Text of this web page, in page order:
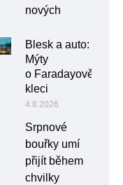
nových
Blesk a auto:
Mýty
o Faradayově
kleci
4.8.2026
Srpnové
bouřky umí
přijít během
chvilky